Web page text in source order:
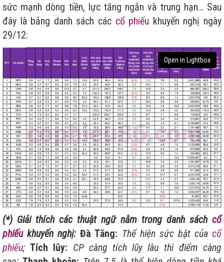
sức mạnh dòng tiền, lực tăng ngắn và trung hạn… Sau
đây là bảng danh sách các cổ phiếu khuyến nghị ngày
29/12:
Open in Lightbox
(*) Giải thích các thuật ngữ nằm trong danh sách cổ
phiếukhuyến nghị:Đà Tăng: Thể hiện sức bật củacổ
phiếu;Tích lũy: CP càng tích lũy lâu thì điểm càng